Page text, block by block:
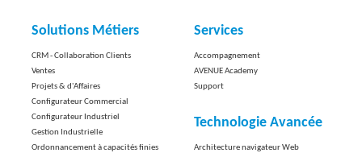
Solutions Métiers
CRM - Collaboration Clients
Ventes
Projets & d'Affaires
Configurateur Commercial
Configurateur Industriel
Gestion Industrielle
Ordonnancement à capacités finies
Services
Accompagnement
AVENUE Academy
Support
Technologie Avancée
Architecture navigateur Web